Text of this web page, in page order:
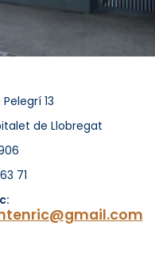
13
de Llobregat
71